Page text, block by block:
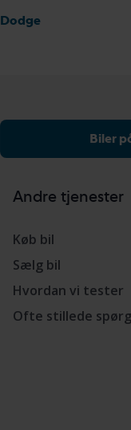
Dodge
Biler
Andre tjenester
Køb bil
Sælg bil
Hvordan vi tester
Ofte stillede